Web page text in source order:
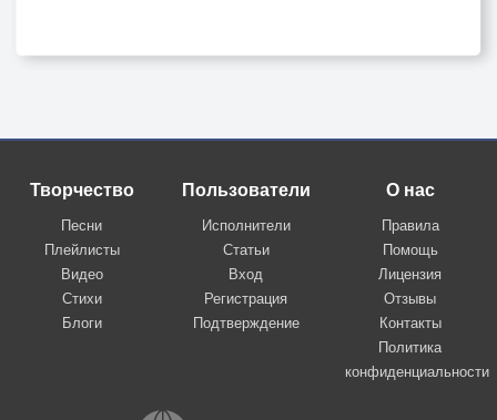
Творчество
Песни
Плейлисты
Видео
Стихи
Блоги
Пользователи
Исполнители
Статьи
Вход
Регистрация
Подтверждение
О нас
Правила
Помощь
Лицензия
Отзывы
Контакты
Политика
конфиденциальности